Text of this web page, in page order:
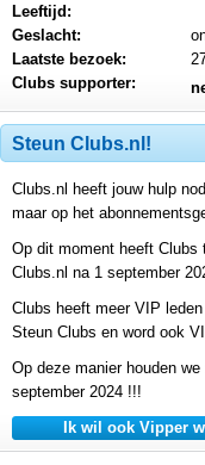
Leeftijd:
Geslacht:
Laatste bezoek:
Clubs supporter:
Steun Clubs.nl!
Clubs.nl heeft jouw hulp
maar op het
Op dit moment heeft Clubs
Clubs.nl na 1 september
Clubs heeft meer VIP leden
Steun Clubs en word ook
Op deze manier houden
september 2024 !!!